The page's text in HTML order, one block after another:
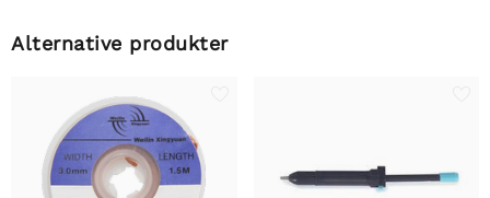
Alternative produkter